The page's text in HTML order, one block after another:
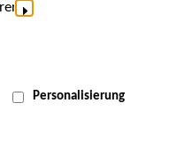
MENÜ
Personalisierung